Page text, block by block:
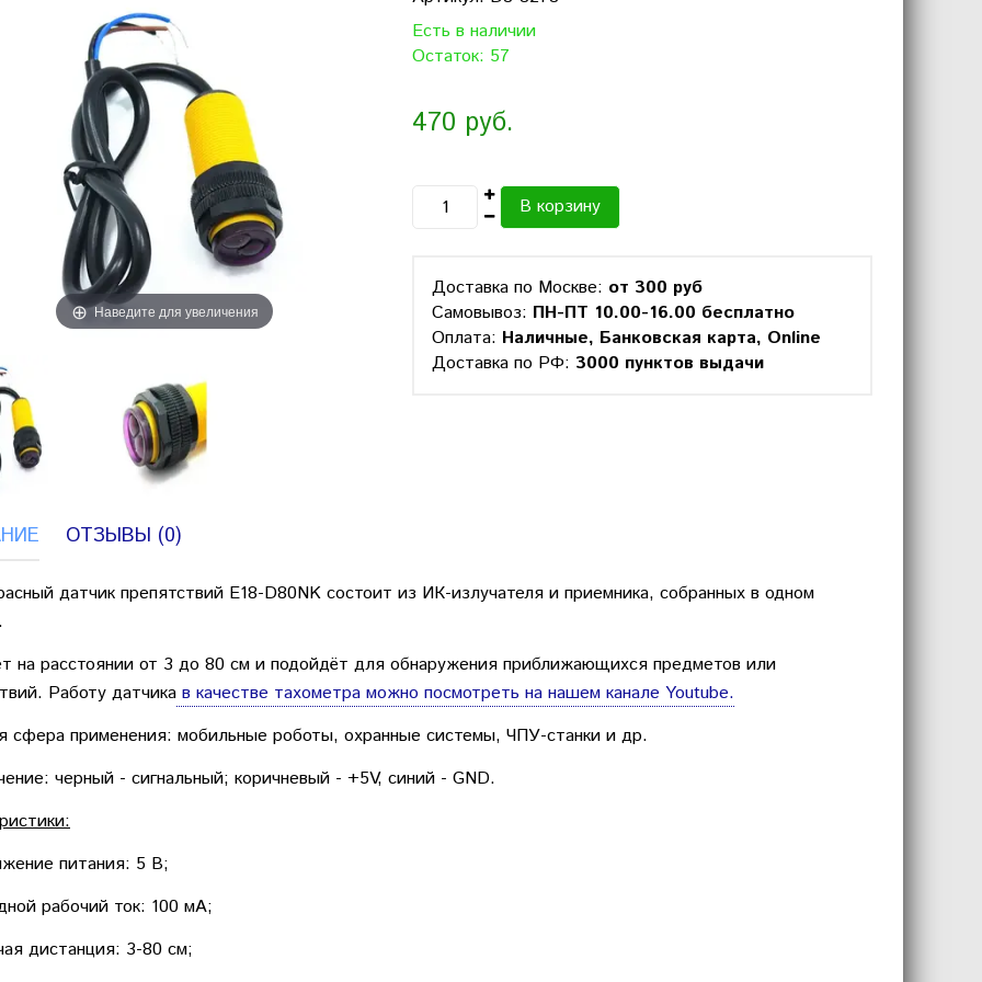
Наведите для увеличения
Есть в наличии
Остаток: 57
470 руб.
В корзину
Доставка по Москве: от 300 руб
Самовывоз: ПН-ПТ 10.00-16.00 бесплатно
Оплата: Наличные, Банковская карта, Online
Доставка по РФ: 3000 пунктов выдачи
ОТЗЫВЫ (0)
датчик препятствий E18-D80NK состоит из ИК-излучателя и приемника, собранных в одном
на расстоянии от 3 до 80 см и подойдёт для обнаружения приближающихся предметов или
Работу датчика в качестве тахометра можно посмотреть на нашем канале Youtube.
сфера применения: мобильные роботы, охранные системы, ЧПУ-станки и др.
черный - сигнальный; коричневый - +5V, синий - GND.
питания: 5 В;
рабочий ток: 100 мА;
дистанция: 3-80 см;